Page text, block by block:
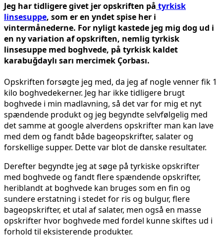
Jeg har tidligere givet jer opskriften på tyrkisk
linsesuppe, som er en yndet spise her i
vintermånederne. For nyligt kastede jeg mig dog ud i
en ny variation af opskriften, nemlig tyrkisk
linsesuppe med boghvede, på tyrkisk kaldet
karabuğdaylı sarı mercimek Çorbası.
Opskriften forsøgte jeg med, da jeg af nogle venner fik 1
kilo boghvedekerner. Jeg har ikke tidligere brugt
boghvede i min madlavning, så det var for mig et nyt
spændende produkt og jeg begyndte selvfølgelig med
det samme at google alverdens opskrifter man kan lave
med dem og fandt både bageopskrifter, salater og
forskellige supper. Dette var blot de danske resultater.
Derefter begyndte jeg at søge på tyrkiske opskrifter
med boghvede og fandt flere spændende opskrifter,
heriblandt at boghvede kan bruges som en fin og
sundere erstatning i stedet for ris og bulgur, flere
bageopskrifter, et utal af salater, men også en masse
opskrifter hvor boghvede med fordel kunne skiftes ud i
forhold til eksisterende produkter.